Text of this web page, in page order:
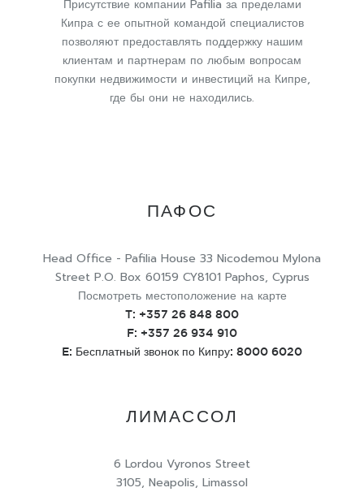
Присутствие компании Pafilia за пределами
Кипра с ее опытной командой специалистов
позволяют предоставлять поддержку нашим
клиентам и партнерам по любым вопросам
покупки недвижимости и инвестиций на Кипре,
где бы они не находились.
ПАФОС
Head Office - Pafilia House 33 Nicodemou Mylona
Street P.O. Box 60159 CY8101 Paphos, Cyprus
Посмотреть местоположение на карте
T: +357 26 848 800
F: +357 26 934 910
E: Бесплатный звонок по Кипру: 8000 6020
ЛИМАССОЛ
6 Lordou Vyronos Street
3105, Neapolis, Limassol